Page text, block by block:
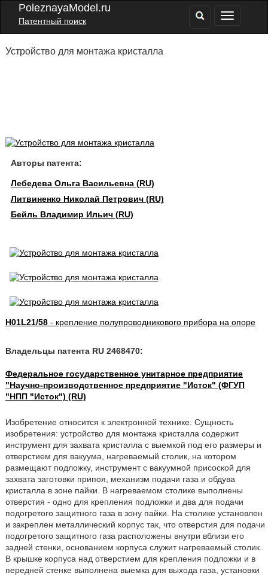
PoleznayaModel.ru
Патентный поиск
Устройство для монтажа кристалла
Авторы патента:
Лебедева Ольга Васильевна (RU)
Литвиненко Николай Петрович (RU)
Бейль Владимир Ильич (RU)
H01L21/58- крепление полупроводникового прибора на опоре
Владельцы патента RU 2468470:
Федеральное государственное унитарное предприятие
"Научно-производственное предприятие "Исток" (ФГУП
"НПП "Исток") (RU)
Изобретение относится к электронной технике. Сущность
изобретения: устройство для монтажа кристалла содержит
инструмент для захвата кристалла с выемкой под его размеры и
отверстием для вакуума, нагреваемый столик, на котором
размещают подложку, инструмент с вакуумной присоской для
захвата заготовки припоя, механизм подачи газа и обдува
кристалла в зоне пайки. В нагреваемом столике выполнены
отверстия - одно для крепления подложки и два для подачи
подогретого защитного газа в зону пайки. На столике установлен
и закреплен металлический корпус так, что отверстия для подачи
подогретого защитного газа расположены внутри вблизи его
задней стенки, основанием корпуса служит нагреваемый столик.
В крышке корпуса над отверстием для крепления подложки и в
передней стенке выполнена выемка для выхода газа, установки